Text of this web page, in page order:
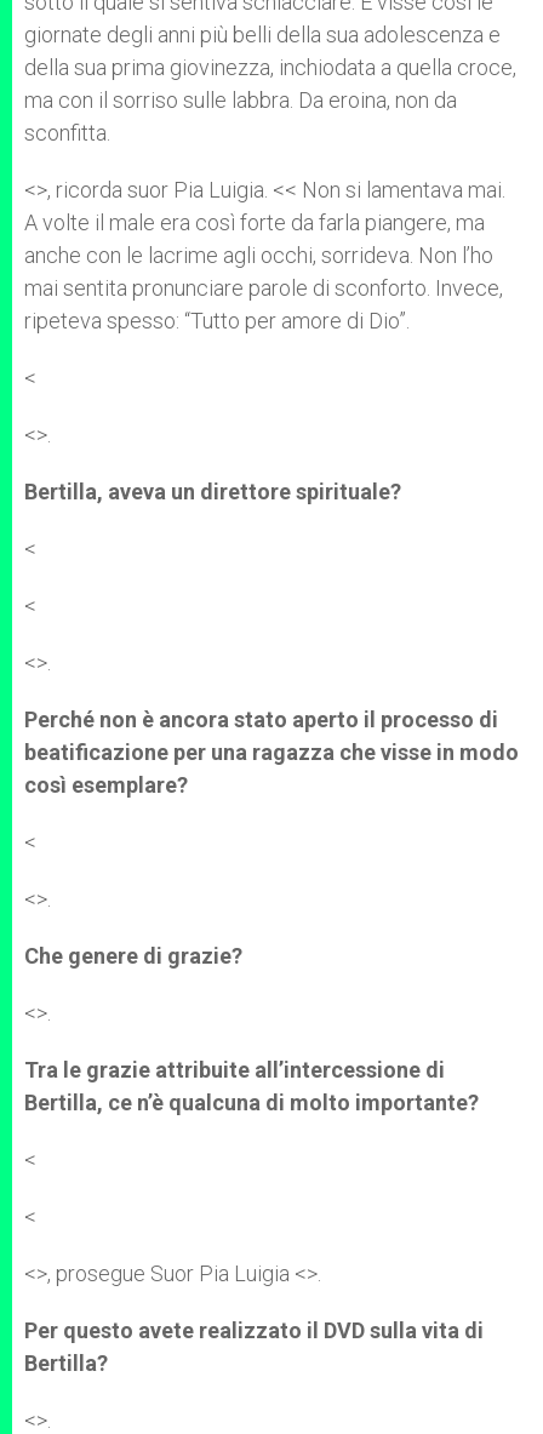
giornate degli anni più belli della sua adolescenza e
della sua prima giovinezza, inchiodata a quella croce,
ma con il sorriso sulle labbra. Da eroina, non da
sconfitta.
<>, ricorda suor Pia Luigia. << Non si lamentava mai.
A volte il male era così forte da farla piangere, ma
anche con le lacrime agli occhi, sorrideva. Non l’ho
mai sentita pronunciare parole di sconforto. Invece,
ripeteva spesso: “Tutto per amore di Dio”.
<
<>.
Bertilla, aveva un direttore spirituale?
<
<
<>.
Perché non è ancora stato aperto il processo di
beatificazione per una ragazza che visse in modo
così esemplare?
<
<>.
Che genere di grazie?
<>.
Tra le grazie attribuite all’intercessione di
Bertilla, ce n’è qualcuna di molto importante?
<
<
<>, prosegue Suor Pia Luigia <>.
Per questo avete realizzato il DVD sulla vita di
Bertilla?
<>.